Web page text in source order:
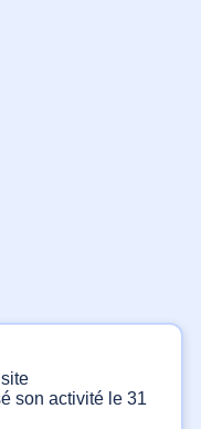
son activité le 31